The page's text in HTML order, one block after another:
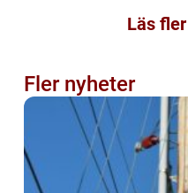
Läs
Fler nyheter